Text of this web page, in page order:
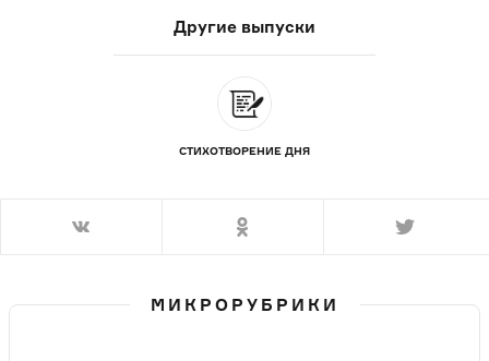
Другие выпуски
СТИХОТВОРЕНИЕ ДНЯ
МИКРОРУБРИКИ